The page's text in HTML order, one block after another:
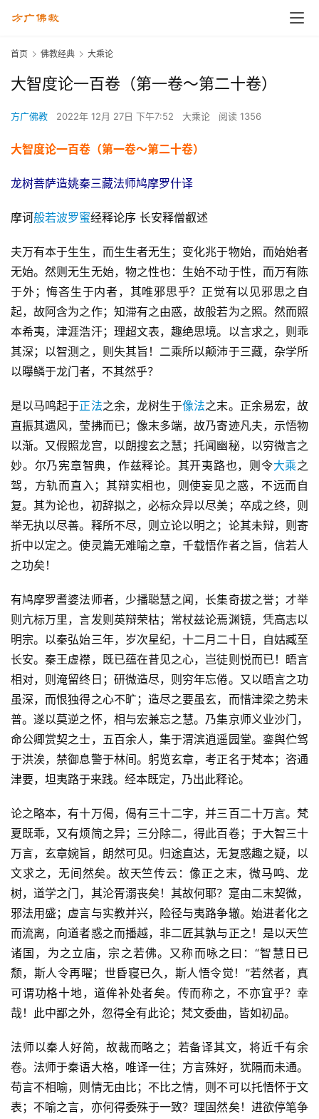
首页 佛教经典 大乘论
大智度论一百卷（第一卷～第二十卷）
方广佛教 2022年 12月 27日 下午7:52 大乘论 阅读 1356
大智度论一百卷（第一卷～第二十卷）
龙树菩萨造姚秦三藏法师鸠摩罗什译
摩诃般若波罗蜜经释论序 长安释僧叡述
夫万有本于生生，而生生者无生；变化兆于物始，而始始者
无始。然则无生无始，物之性也：生始不动于性，而万有陈
于外；悔吝生于内者，其唯邪思乎？正觉有以见邪思之自
起，故阿含为之作；知滞有之由惑，故般若为之照。然而照
本希夷，津涯浩汗；理超文表，趣绝思境。以言求之，则乖
其深；以智测之，则失其旨！二乘所以颠沛于三藏，杂学所
以曝鳞于龙门者，不其然乎？
是以马鸣起于正法之余，龙树生于像法之末。正余易宏，故
直振其遗风，莹拂而已；像末多端，故乃寄迹凡夫，示悟物
以渐。又假照龙宫，以朗搜玄之慧；托闻幽秘，以穷微言之
妙。尔乃宪章智典，作兹释论。其开夷路也，则令大乘之
驾，方轨而直入；其辩实相也，则使妄见之惑，不远而自
复。其为论也，初辞拟之，必标众异以尽美；卒成之终，则
举无执以尽善。释所不尽，则立论以明之；论其未辩，则寄
折中以定之。使灵篇无难喻之章，千载悟作者之旨，信若人
之功矣！
有鸠摩罗耆婆法师者，少播聪慧之闻，长集奇拔之誉；才举
则亢标万里，言发则英辩荣枯；常杖兹论焉渊镜，凭高志以
明宗。以秦弘始三年，岁次星纪，十二月二十日，自姑臧至
长安。秦王虚襟，既已蕴在昔见之心，岂徒则悦而已！晤言
相对，则淹留终日；研微造尽，则穷年忘倦。又以晤言之功
虽深，而恨独得之心不旷；造尽之要虽玄，而惜津梁之势未
普。遂以莫逆之怀，相与宏兼忘之慧。乃集京师义业沙门，
命公卿赏契之士，五百余人，集于渭滨逍遥园堂。銮舆伫驾
于洪涘，禁御息警于林间。躬览玄章，考正名于梵本；咨通
津要，坦夷路于来践。经本既定，乃出此释论。
论之略本，有十万偈，偈有三十二字，并三百二十万言。梵
夏既乖，又有烦简之异；三分除二，得此百卷；于大智三十
万言，玄章婉旨，朗然可见。归途直达，无复惑趣之疑，以
文求之，无间然矣。故天竺传云：像正之末，微马鸣、龙
树，道学之门，其沦胥溺丧矣！其故何耶？寔由二末契微，
邪法用盛；虚言与实教并兴，险径与夷路争辙。始进者化之
而流离，向道者惑之而播越，非二匠其孰与正之！是以天竺
诸国，为之立庙，宗之若佛。又称而咏之曰：“智慧日已
颓，斯人令再曜；世昏寝已久，斯人悟令觉！”若然者，真
可谓功格十地，道侔补处者矣。传而称之，不亦宜乎？幸
哉！此中鄙之外，忽得全有此论；梵文委曲，皆如初品。
法师以秦人好简，故裁而略之；若备译其文，将近千有余
卷。法师于秦语大格，唯译一往；方言殊好，犹隔而未通。
苟言不相喻，则情无由比；不比之情，则不可以托悟怀于文
表；不喻之言，亦何得委殊于一致？理固然矣！进欲停笔争